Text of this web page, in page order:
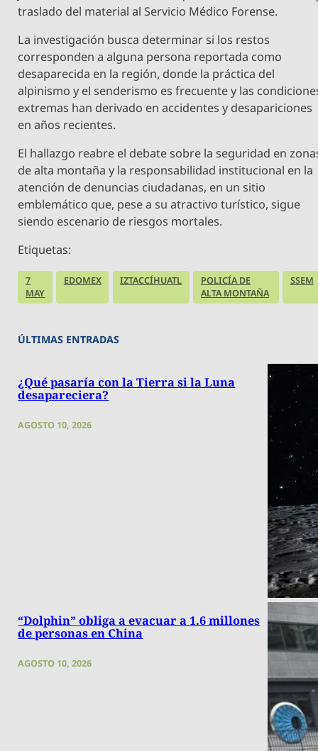
traslado del material al Servicio Médico Forense.
La investigación busca determinar si los restos
corresponden a alguna persona reportada como
desaparecida en la región, donde la práctica del
alpinismo y el senderismo es frecuente y las
extremas han derivado en accidentes y desapariciones
en años recientes.
El hallazgo reabre el debate sobre la seguridad en
de alta montaña y la responsabilidad institucional en la
atención de denuncias ciudadanas, en un sitio
emblemático que, pese a su atractivo turístico, sigue
siendo escenario de riesgos mortales.
Etiquetas:
7
MAY
EDOMEX IZTACCÍHUATL
POLICÍA DE
ALTA MONTAÑA
SSEM
ÚLTIMAS ENTRADAS
¿Qué pasaría con la Tierra si la Luna
desapareciera?
AGOSTO 10, 2026
“Dolphin” obliga a evacuar a 1.6 millones
de personas en China
AGOSTO 10, 2026